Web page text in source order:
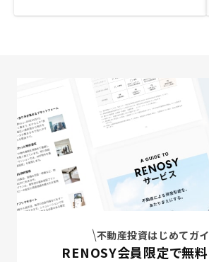
不動産投資はじめてガ
RENOSY会員限定で無料